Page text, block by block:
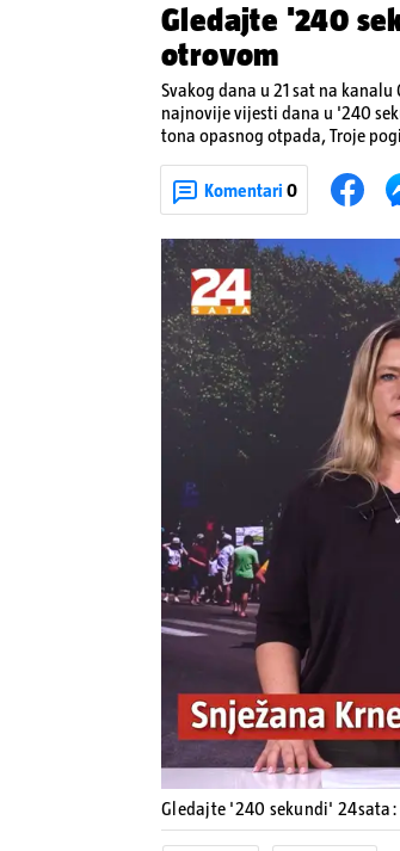
Gledajte '240
otrovom
Svakog dana u 21 sat na
najnovije vijesti dana u '240
tona opasnog otpada, Troje
Komentari 0
Gledajte '240 sekundi'